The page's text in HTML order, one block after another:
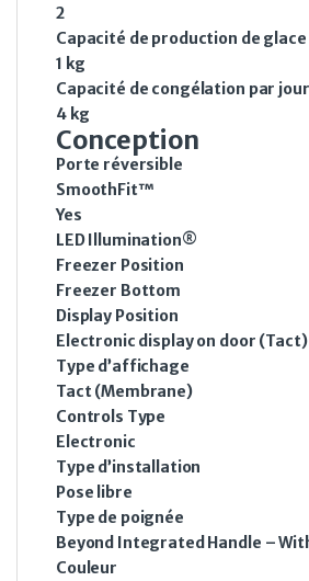
2
Capacité de production de
1 kg
Capacité de congélation par jour
4 kg
Conception
Porte réversible
SmoothFit™
Yes
LED Illumination®
Freezer Position
Freezer Bottom
Display Position
Electronic display on door (Tact)
Type d’affichage
Tact (Membrane)
Controls Type
Electronic
Type d’installation
Pose libre
Type de poignée
Beyond Integrated Handle –
Couleur